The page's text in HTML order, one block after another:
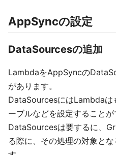
AppSyncの設定
DataSourcesの追加
LambdaをAppSyncの
があります。
DataSourcesにはLambdaは
ーブルなどを設定することが
DataSourcesは要するに、
る際に、その処理の対象と